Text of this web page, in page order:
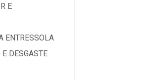
E
ENTRESSOLA
DESGASTE.